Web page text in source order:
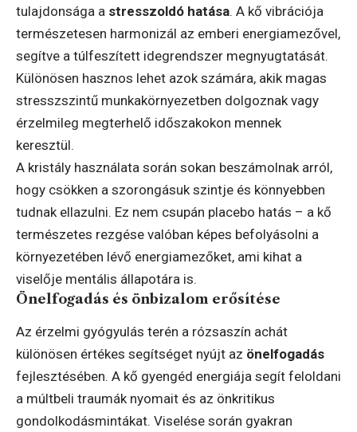
tulajdonsága a stresszoldó hatása. A kő vibrációja
természetesen harmonizál az emberi energiamezővel,
segítve a túlfeszített idegrendszer megnyugtatását.
Különösen hasznos lehet azok számára, akik magas
stresszszintű munkakörnyezetben dolgoznak vagy
érzelmileg megterhelő időszakokon mennek
keresztül.
A kristály használata során sokan beszámolnak arról,
hogy csökken a szorongásuk szintje és könnyebben
tudnak ellazulni. Ez nem csupán placebo hatás – a kő
természetes rezgése valóban képes befolyásolni a
környezetében lévő energiamezőket, ami kihat a
viselője mentális állapotára is.
Önelfogadás és önbizalom erősítése
Az érzelmi gyógyulás terén a rózsaszín achát
különösen értékes segítséget nyújt az önelfogadás
fejlesztésében. A kő gyengéd energiája segít feloldani
a múltbeli traumák nyomait és az önkritikus
gondolkodásmintákat. Viselése során gyakran